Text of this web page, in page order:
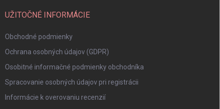
UŽITOČNÉ INFORMÁCIE
Obchodné podmienky
Ochrana osobných údajov (GDPR)
Osobitné informačné podmienky obchodníka
Spracovanie osobných údajov pri registrácii
Informácie k overovaniu recenzií